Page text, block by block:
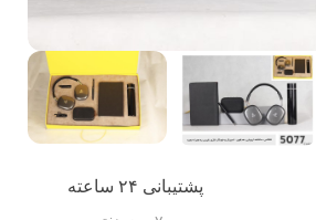
پشتیبانی ۲۴ ساعته